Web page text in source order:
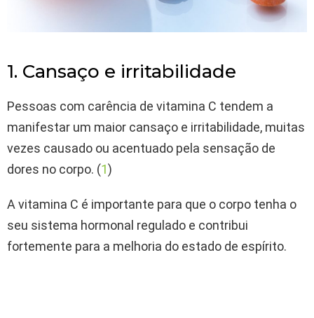
1. Cansaço e irritabilidade
Pessoas com carência de vitamina C tendem a
manifestar um maior cansaço e irritabilidade, muitas
vezes causado ou acentuado pela sensação de
dores no corpo. (1)
A vitamina C é importante para que o corpo tenha o
seu sistema hormonal regulado e contribui
fortemente para a melhoria do estado de espírito.